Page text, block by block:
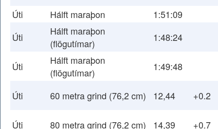
Úti
Hálft maraþon
1:51:09
Úti
Hálft maraþon
(flögutímar)
1:48:24
Úti
Hálft maraþon
(flögutímar)
1:49:48
Úti 60 metra grind (76,2 cm) 12,44 +0.2
Úti 80 metra grind (76,2 cm) 14,39
+0.7